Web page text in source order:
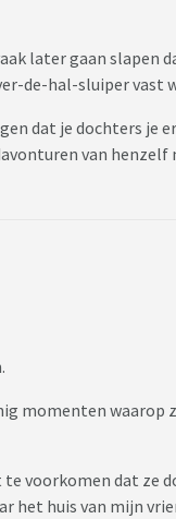
later gaan slapen
de-hal-sluiper vast
dat je dochters je
van henzelf
momenten waarop
voorkomen dat ze
het huis van mijn